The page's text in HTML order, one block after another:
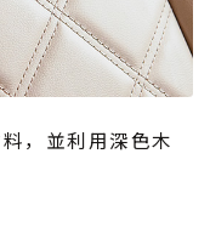
，並利用深色木